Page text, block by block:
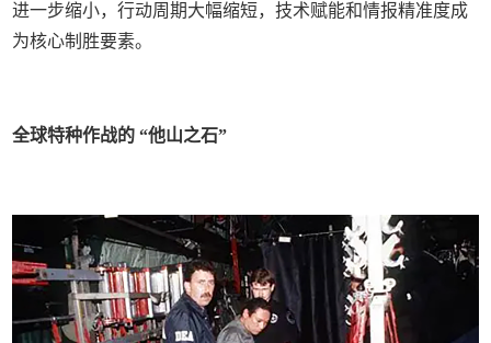
进一步缩小，行动周期大幅缩短，技术赋能和情报精准度成
为核心制胜要素。
全球特种作战的 “他山之石”